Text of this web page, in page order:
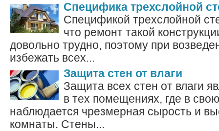
Специфика трехслойной
Спецификой трехслойной
что ремонт такой
довольно трудно, поэтому при
избежать всех...
Защита стен от влаги
Защита всех стен от влаги
в тех помещениях, где в
наблюдается чрезмерная сырость и
комнаты. Стены...